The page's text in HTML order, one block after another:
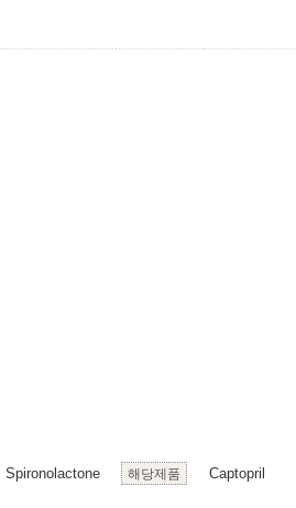
Spironolactone 해당제품 Captopril